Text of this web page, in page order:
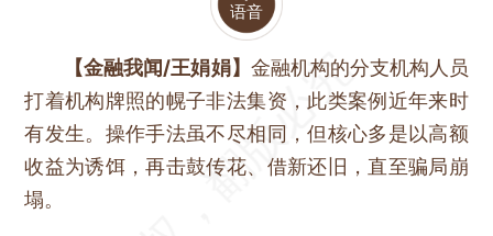
语音
【金融我闻/王娟娟】 金融机构的分支机构人员
打着机构牌照的幌子非法集资，此类案例近年来时
有发生。操作手法虽不尽相同，但核心多是以高额
收益为诱饵，再击鼓传花、借新还旧，直至骗局崩
塌。